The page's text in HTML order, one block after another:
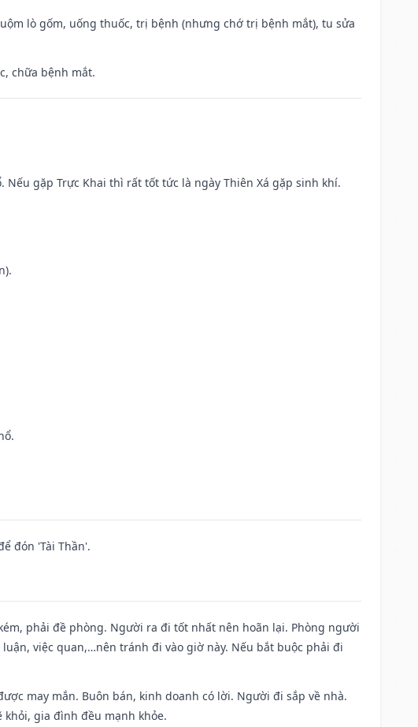
lò gốm, uống thuốc, trị bệnh (nhưng chớ trị bệnh mắt), tu sửa
chữa bệnh mắt.
gặp Trực Khai thì rất tốt tức là ngày Thiên Xá gặp sinh khí.
đón 'Tài Thần'.
phải đề phòng. Người ra đi tốt nhất nên hoãn lại. Phòng người
việc quan,…nên tránh đi vào giờ này. Nếu bắt buộc phải đi
may mắn. Buôn bán, kinh doanh có lời. Người đi sắp về nhà.
gia đình đều mạnh khỏe.